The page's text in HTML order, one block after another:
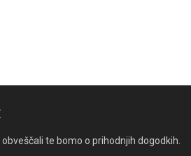
te bomo o prihodnjih dogodkih.